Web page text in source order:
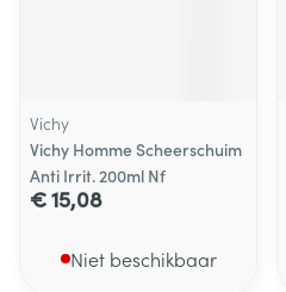
Vichy
Vichy Homme Scheerschuim
Anti Irrit. 200ml Nf
€ 15,08
Niet beschikbaar